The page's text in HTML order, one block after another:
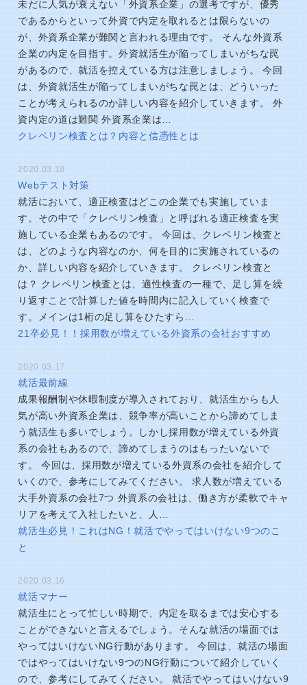
未だに人気が衰えない「外資系企業」の選考ですが、優秀
であるからといって外資で内定を取れるとは限らないの
が、外資系企業が難関と言われる理由です。 そんな外資系
企業の内定を目指す。外資就活生が陥ってしまいがちな罠
があるので、就活を控えている方は注意しましょう。 今回
は、外資就活生が陥ってしまいがちな罠とは、どういった
ことが考えられるのか詳しい内容を紹介していきます。 外
資内定の道は難関 外資系企業は…
クレペリン検査とは？内容と信憑性とは
2020.03.18
Webテスト対策
就活において、適正検査はどこの企業でも実施していま
す。その中で「クレペリン検査」と呼ばれる適正検査を実
施している企業もあるのです。 今回は、クレペリン検査と
は、どのような内容なのか、何を目的に実施されているの
か、詳しい内容を紹介していきます。 クレペリン検査と
は？ クレペリン検査とは、適性検査の一種で、足し算を繰
り返すことで計算した値を時間内に記入していく検査で
す。メインは1桁の足し算をひたすら…
21卒必見！！採用数が増えている外資系の会社おすすめ
2020.03.17
就活最前線
成果報酬制や休暇制度が導入されており、就活生からも人
気が高い外資系企業は、競争率が高いことから諦めてしま
う就活生も多いでしょう。しかし採用数が増えている外資
系の会社もあるので、諦めてしまうのはもったいないで
す。 今回は、採用数が増えている外資系の会社を紹介して
いくので、参考にしてみてください。 求人数が増えている
大手外資系の会社7つ 外資系の会社は、働き方が柔軟でキャ
リアを考えて入社したいと、人…
就活生必見！これはNG！就活でやってはいけない9つのこ
と
2020.03.16
就活マナー
就活生にとって忙しい時期で、内定を取るまでは安心する
ことができないと言えるでしょう。そんな就活の場面では
やってはいけないNG行動があります。 今回は、就活の場面
ではやってはいけない9つのNG行動について紹介していく
ので、参考にしてみてください。 就活でやってはいけない9